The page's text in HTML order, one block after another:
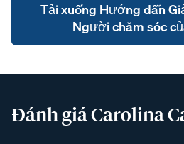
Tải xuống Hướng dẫn
Người chăm sóc
Đánh giá Carolina